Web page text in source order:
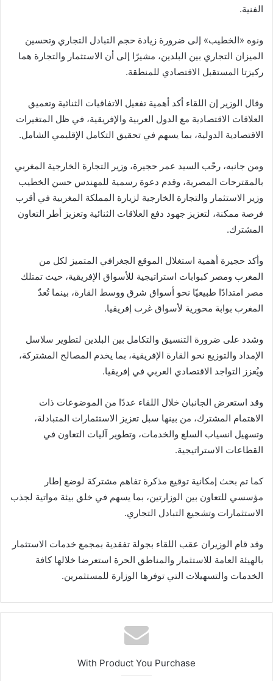
الفنية.
ونوه «الخطيب» إلى ضرورة زيادة حجم التبادل التجاري وتحسين
الميزان التجاري بين البلدين، مشيرًا إلى أن الاستثمار والتجارة هما
ركيزتا المستقبل الاقتصادي للمنطقة.
وقال الوزير إن اللقاء أكد أهمية تفعيل الاتفاقيات الثنائية وتعميق
العلاقات الاقتصادية مع الدول العربية والإفريقية، في ظل المتغيرات
الاقتصادية الدولية، بما يسهم في تحقيق التكامل الإقليمي الشامل.
ومن جانبه، رحّب السيد عمر حجيرة، وزير التجارة الخارجية المغربي
بالمقترحات المصرية، وقدم دعوة رسمية للمهندس حسن الخطيب
وزير الاستثمار والتجارة الخارجية لزيارة المملكة المغربية في أقرب
فرصة ممكنة، لتعزيز جهود دفع العلاقات الثنائية وتعزيز أطر التعاون
المشترك.
وأكد حجيرة أهمية استغلال الموقع الجغرافي المتميز لكل من
المغرب ومصر كبوابات استراتيجية للأسواق الإفريقية، حيث تمتلك
مصر امتدادًا طبيعيًا نحو أسواق شرق ووسط القارة، بينما تُعدّ
المغرب بوابة محورية لأسواق غرب إفريقيا.
وشدد على ضرورة التنسيق والتكامل بين البلدين لتطوير سلاسل
الإمداد والتوزيع نحو القارة الإفريقية، بما يخدم المصالح المشتركة،
ويُعزز التواجد الاقتصادي العربي في إفريقيا.
وقد استعرض الجانبان خلال اللقاء عددًا من الموضوعات ذات
الاهتمام المشترك، من بينها سبل تعزيز الاستثمارات المتبادلة،
وتسهيل انسياب السلع والخدمات، وتطوير آليات التعاون في
القطاعات الاستراتيجية.
كما تم بحث إمكانية توقيع مذكرة تفاهم مشتركة لوضع إطار
مؤسسي للتعاون بين الوزارتين، بما يسهم في خلق بيئة مواتية لجذب
الاستثمارات وتشجيع التبادل التجاري.
وقد قام الوزيران عقب اللقاء بجولة تفقدية بمجمع خدمات الاستثمار
بالهيئة العامة للاستثمار والمناطق الحرة استعرضا خلالها كافة
الخدمات والتسهيلات التي توفرها الوزارة للمستثمرين.
With Product You Purchase